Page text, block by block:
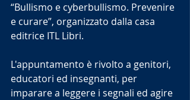
“Bullismo e cyberbullismo. Prevenire
e curare”, organizzato dalla casa
editrice ITL Libri.
L'appuntamento è rivolto a genitori,
educatori ed insegnanti, per
imparare a leggere i segnali ed agire